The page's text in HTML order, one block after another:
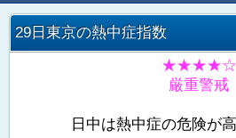
29日東京の熱中症指数
★★★★☆
厳重警戒
日中は熱中症の危険が